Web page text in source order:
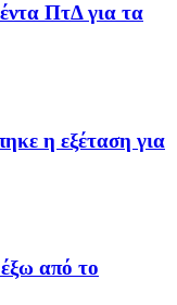
ΠτΔ για τα
η εξέταση για
από το